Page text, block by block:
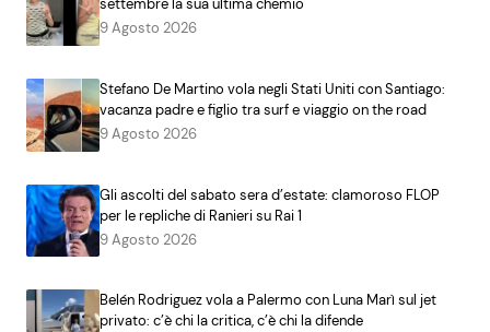
settembre la sua ultima chemio
9 Agosto 2026
Stefano De Martino vola negli Stati Uniti con Santiago:
vacanza padre e figlio tra surf e viaggio on the road
9 Agosto 2026
Gli ascolti del sabato sera d’estate: clamoroso FLOP
per le repliche di Ranieri su Rai 1
9 Agosto 2026
Belén Rodriguez vola a Palermo con Luna Marì sul jet
privato: c’è chi la critica, c’è chi la difende